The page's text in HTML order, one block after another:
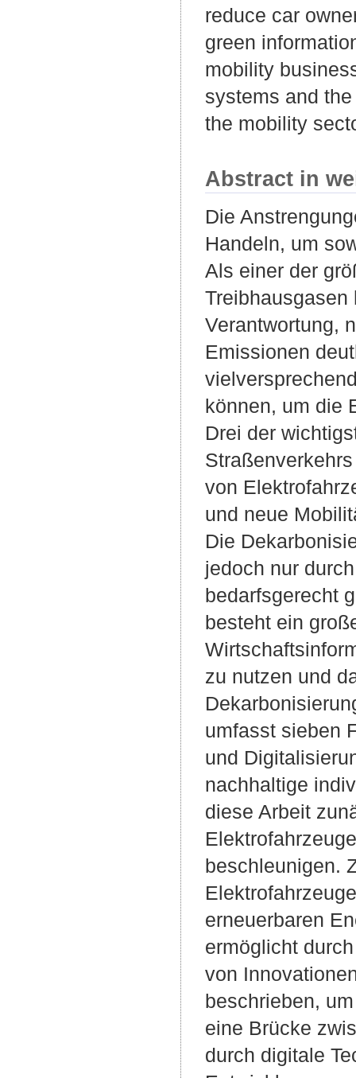
reduce car
green
mobility
systems and
the mobility
Abstract in
Die
Handeln, um
Als einer der
Verantwortung,
Emissionen
können, um die
Drei der
von
und neue
Die
jedoch nur
bedarfsgerecht
besteht ein
zu nutzen und
umfasst sieben
und
nachhaltige
diese Arbeit
beschleunigen.
erneuerbaren
ermöglicht
von
beschrieben,
eine Brücke
durch digitale